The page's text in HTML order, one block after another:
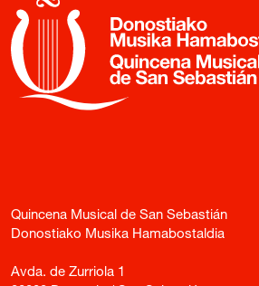
Quincena Musical de San Sebastián
Donostiako Musika Hamabostaldia
Avda. de Zurriola 1